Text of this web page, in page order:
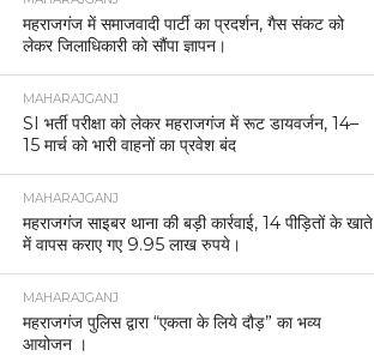
महराजगंज में समाजवादी पार्टी का प्रदर्शन, गैस संकट को
लेकर जिलाधिकारी को सौंपा ज्ञापन।
MAHARAJGANJ
SI भर्ती परीक्षा को लेकर महराजगंज में रूट डायवर्जन, 14–
15 मार्च को भारी वाहनों का प्रवेश बंद
MAHARAJGANJ
महराजगंज साइबर थाना की बड़ी कार्रवाई, 14 पीड़ितों के खाते
में वापस कराए गए 9.95 लाख रुपये।
MAHARAJGANJ
महराजगंज पुलिस द्वारा “एकता के लिये दौड़” का भव्य
आयोजन ।